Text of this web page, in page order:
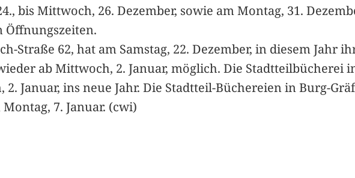
bis Mittwoch, 26. Dezember, sowie am Montag, 31.
Öffnungszeiten.
Straße 62, hat am Samstag, 22. Dezember, in diesem Jahr
ab Mittwoch, 2. Januar, möglich. Die Stadtteilbücherei
Januar, ins neue Jahr. Die Stadtteil-Büchereien in Burg-
7. Januar. (cwi)